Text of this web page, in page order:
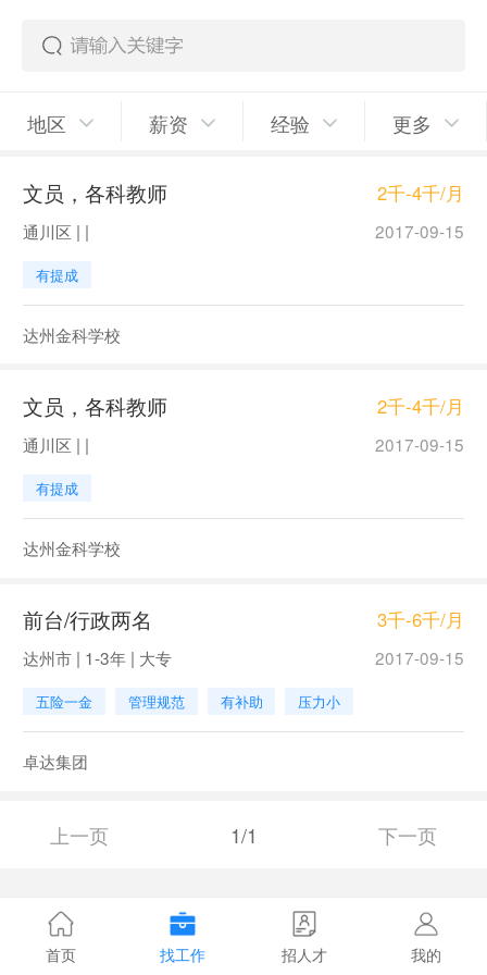
地区 薪资 经验 更多
文员，各科教师 2千-4千/月
通川区 | | 2017-09-15
有提成
达州金科学校
文员，各科教师 2千-4千/月
通川区 | | 2017-09-15
有提成
达州金科学校
前台/行政两名 3千-6千/月
达州市 | 1-3年 | 大专 2017-09-15
五险一金 管理规范 有补助 压力小
卓达集团
上一页 1/1 下一页
首页 找工作 招人才 我的